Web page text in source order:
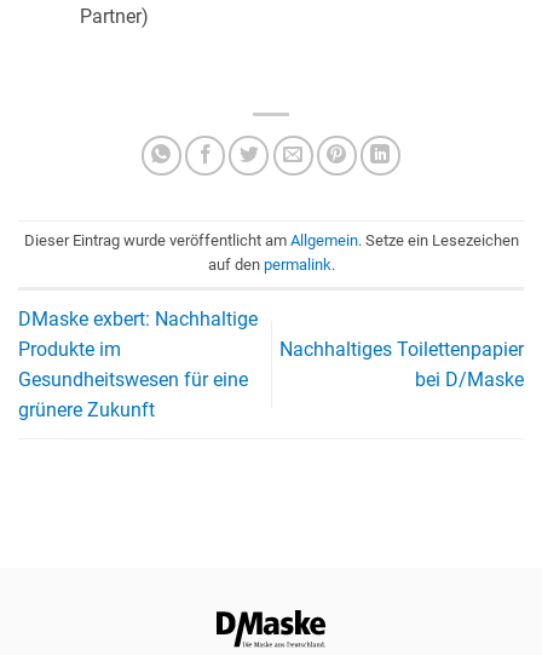
Partner)
Dieser Eintrag wurde veröffentlicht am Allgemein. Setze ein Lesezeichen
auf den permalink.
DMaske exbert: Nachhaltige
Produkte im
Gesundheitswesen für eine
grünere Zukunft
Nachhaltiges Toilettenpapier
bei D/Maske